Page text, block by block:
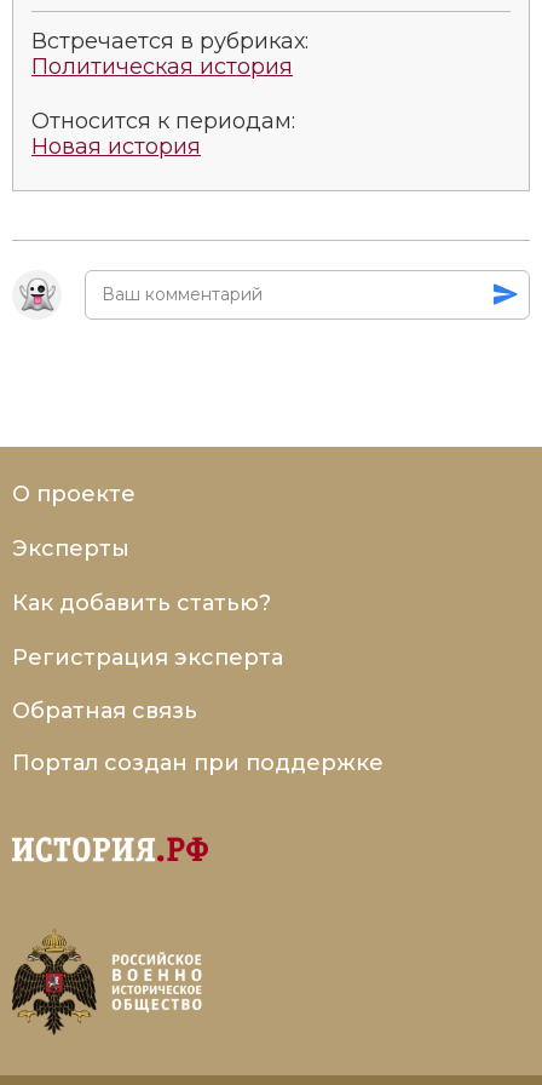
Социально-экономическая история
Специальные исторические дисциплины
СССР
Встречается в рубриках:
Политическая история
Относится к периодам:
Новая история
О проекте
Эксперты
Как добавить статью?
Регистрация эксперта
Обратная связь
Портал создан при поддержке